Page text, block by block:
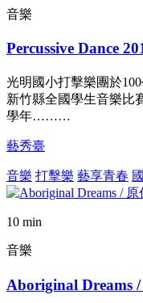
音樂
Percussive Dance
光明國小打擊樂團於
新竹縣全國學生音樂比
學年………
藝秀臺
音樂 打擊樂 藝享青春
10 min
音樂
Aboriginal Dreams